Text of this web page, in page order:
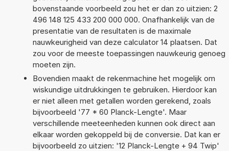
bovenstaande voorbeeld zou het er dan zo uitzien: 2
496 148 125 433 200 000 000. Onafhankelijk van de
presentatie van de resultaten is de maximale
nauwkeurigheid van deze calculator 14 plaatsen. Dat
zou voor de meeste toepassingen nauwkeurig genoeg
moeten zijn.
Bovendien maakt de rekenmachine het mogelijk om
wiskundige uitdrukkingen te gebruiken. Hierdoor kan
er niet alleen met getallen worden gerekend, zoals
bijvoorbeeld '77 * 60 Planck-Lengte'. Maar
verschillende meeteenheden kunnen ook direct aan
elkaar worden gekoppeld bij de conversie. Dat kan er
bijvoorbeeld zo uitzien: '12 Planck-Lengte + 94 Twip'